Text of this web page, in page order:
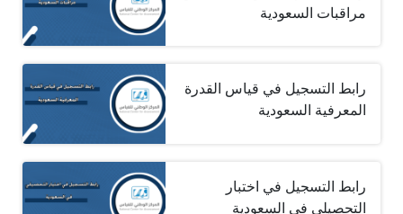
مراقبات السعودية
رابط التسجيل في قياس القدرة
المعرفية السعودية
رابط التسجيل في اختبار
التحصيلي في السعودية